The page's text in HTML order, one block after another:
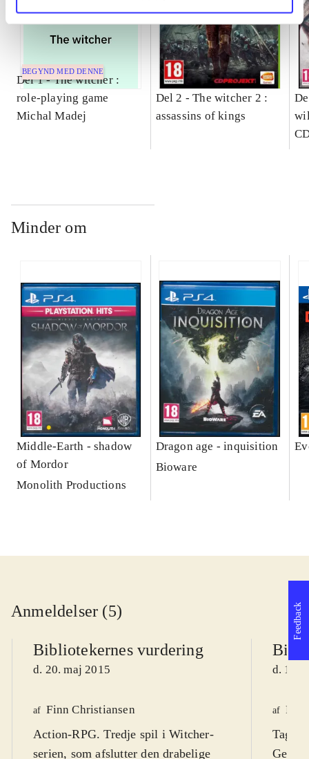
BEGYND MED DENNE
Del 1 -The witcher :
role-playing game
Michal Madej
Del 2 -The witcher 2 :
assassins of kings
Minder om
Middle-Earth - shadow
of Mordor
Monolith Productions
Dragon age - inquisition
Bioware
Anmeldelser (5)
Bibliotekernes vurdering
d. 20. maj 2015
af Finn Christiansen
Action-RPG. Tredje spil i Witcher-
serien, som afslutter den drabelige
d. 14.
af
Tag
Geralt
Feedback